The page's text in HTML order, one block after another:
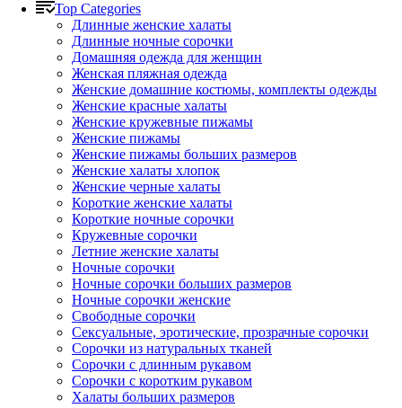
Top Categories
Длинные женские халаты
Длинные ночные сорочки
Домашняя одежда для женщин
Женская пляжная одежда
Женские домашние костюмы, комплекты одежды
Женские красные халаты
Женские кружевные пижамы
Женские пижамы
Женские пижамы больших размеров
Женские халаты хлопок
Женские черные халаты
Короткие женские халаты
Короткие ночные сорочки
Кружевные сорочки
Летние женские халаты
Ночные сорочки
Ночные сорочки больших размеров
Ночные сорочки женские
Свободные сорочки
Сексуальные, эротические, прозрачные сорочки
Сорочки из натуральных тканей
Сорочки с длинным рукавом
Сорочки с коротким рукавом
Халаты больших размеров